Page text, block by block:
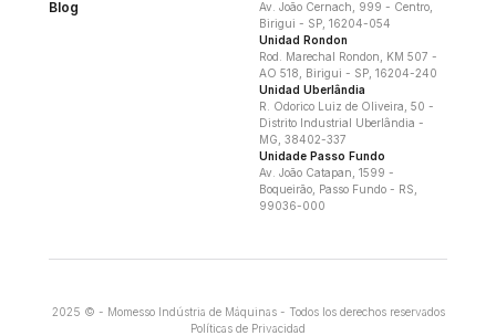
Blog
Av. João Cernach, 999 - Centro,
Birigui - SP, 16204-054
Unidad Rondon
Rod. Marechal Rondon, KM 507 -
AO 518, Birigui - SP, 16204-240
Unidad Uberlândia
R. Odorico Luiz de Oliveira, 50 -
Distrito Industrial Uberlândia -
MG, 38402-337
Unidade Passo Fundo
Av. João Catapan, 1599 -
Boqueirão, Passo Fundo - RS,
99036-000
2025 © - Momesso Indústria de Máquinas - Todos los derechos reservados
Políticas de Privacidad